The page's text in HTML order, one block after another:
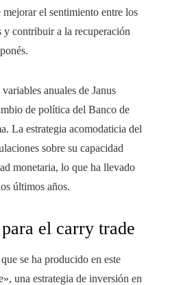
mejorar el sentimiento entre los
y contribuir a la recuperación
anuales de Janus
de política del Banco de
La estrategia acomodaticia del
sobre su capacidad
monetaria, lo que ha llevado
últimos años.
el carry trade
se ha producido en este
una estrategia de inversión en